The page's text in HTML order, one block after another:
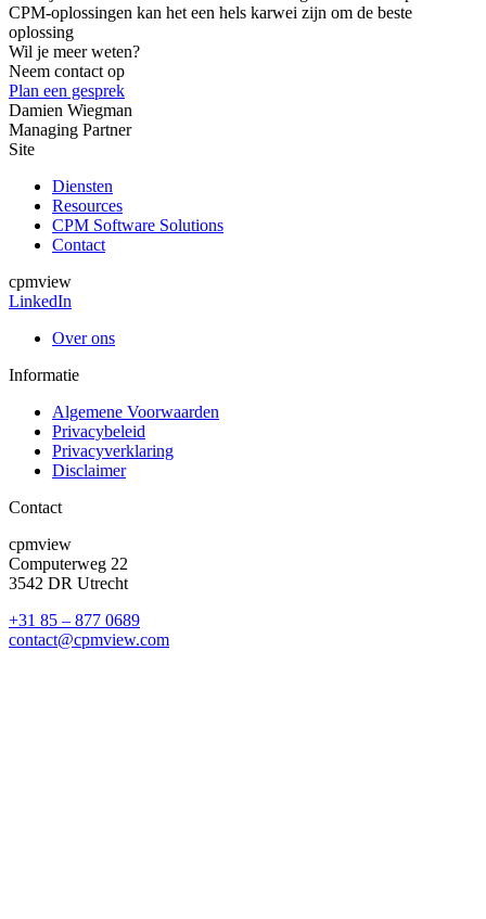
CPM-oplossingen kan het een hels karwei zijn om de beste
oplossing
Wil je meer weten?
Neem contact op
Plan een gesprek
Damien Wiegman
Managing Partner
Site
Diensten
Resources
CPM Software Solutions
Contact
cpmview
LinkedIn
Over ons
Informatie
Algemene Voorwaarden
Privacybeleid
Privacyverklaring
Disclaimer
Contact
cpmview
Computerweg 22
3542 DR Utrecht
+31 85 – 877 0689
contact@cpmview.com